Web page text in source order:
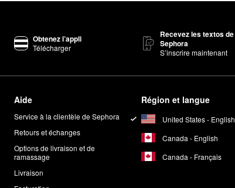
Obtenez l’appli
Télécharger
Recevez les textos de
Sephora
S’inscrire maintenant
Aide
Service à la clientèle de Sephora
Retours et échanges
Options de livraison et de
ramassage
Livraison
Région et langue
United States - English
Canada - English
Canada - Français